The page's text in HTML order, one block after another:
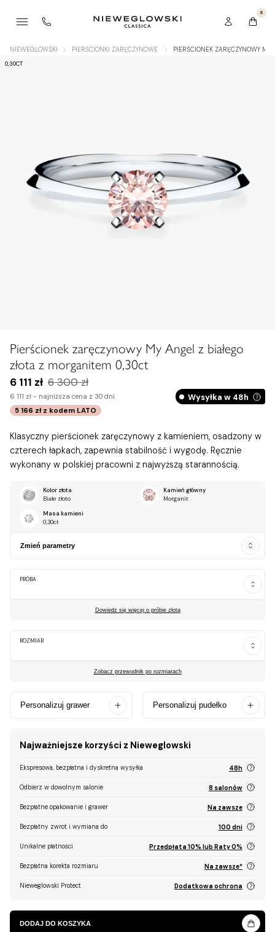
0
NIEWEGLOWSKI PIERŚCIONKI ZARĘCZYNOWE PIERŚCIONEK ZARĘCZYNOWY
0,30CT
Pierścionek zaręczynowy My Angel z białego
złota z morganitem 0,30ct
6 111 zł 6 300 zł
6 111 zł - najniższa cena z 30 dni
5 166 zł z kodem LATO
Wysyłka w 48h
Klasyczny pierścionek zaręczynowy z kamieniem, osadzony w
czterech łapkach, zapewnia stabilność i wygodę. Ręcznie
wykonany w polskiej pracowni z najwyższą starannością.
Kolor złota
Białe złoto
Kamień główny
Morganit
Masa kamieni
0,30ct
Zmień parametry
PRÓBA
Dowiedz się więcej o próbie złota
ROZMIAR
Zobacz przewodnik po rozmiarach
Personalizuj grawer Personalizuj pudełko
Najważniejsze korzyści z Nieweglowski
Ekspresowa, bezpłatna i dyskretna wysyłka 48h
Odbierz w dowolnym salonie 8 salonów
Bezpłatne opakowanie i grawer Na zawsze
Bezpłatny zwrot i wymiana do 100 dni
Unikalne płatności Przedpłata 10% lub Raty 0%
Bezpłatna korekta rozmiaru Na zawsze*
Nieweglowski Protect Dodatkowa ochrona
DODAJ DO KOSZYKA